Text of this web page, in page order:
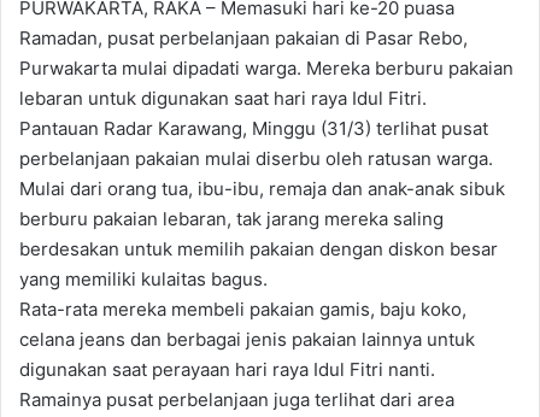
PURWAKARTA, RAKA – Memasuki hari ke-20 puasa
Ramadan, pusat perbelanjaan pakaian di Pasar Rebo,
Purwakarta mulai dipadati warga. Mereka berburu pakaian
lebaran untuk digunakan saat hari raya Idul Fitri.
Pantauan Radar Karawang, Minggu (31/3) terlihat pusat
perbelanjaan pakaian mulai diserbu oleh ratusan warga.
Mulai dari orang tua, ibu-ibu, remaja dan anak-anak sibuk
berburu pakaian lebaran, tak jarang mereka saling
berdesakan untuk memilih pakaian dengan diskon besar
yang memiliki kulaitas bagus.
Rata-rata mereka membeli pakaian gamis, baju koko,
celana jeans dan berbagai jenis pakaian lainnya untuk
digunakan saat perayaan hari raya Idul Fitri nanti.
Ramainya pusat perbelanjaan juga terlihat dari area